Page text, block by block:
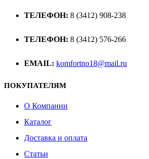
ТЕЛЕФОН: 8 (3412) 908-238
ТЕЛЕФОН: 8 (3412) 576-266
EMAIL: komfortno18@mail.ru
ПОКУПАТЕЛЯМ
О Компании
Каталог
Доставка и оплата
Статьи